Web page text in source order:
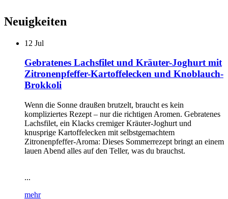
Neuigkeiten
12 Jul
Gebratenes Lachsfilet und Kräuter-Joghurt mit
Zitronenpfeffer-Kartoffelecken und Knoblauch-
Brokkoli
Wenn die Sonne draußen brutzelt, braucht es kein
kompliziertes Rezept – nur die richtigen Aromen. Gebratenes
Lachsfilet, ein Klacks cremiger Kräuter-Joghurt und
knusprige Kartoffelecken mit selbstgemachtem
Zitronenpfeffer-Aroma: Dieses Sommerrezept bringt an einem
lauen Abend alles auf den Teller, was du brauchst.
...
mehr